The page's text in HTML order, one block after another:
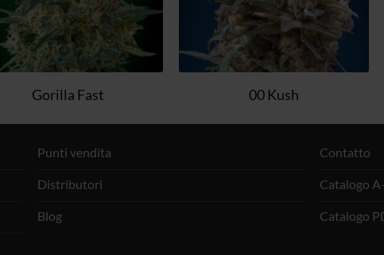
Gorilla Fast 00 Kush
Punti vendita
Distributori
Blog
Contatto
Catalogo
Catalogo